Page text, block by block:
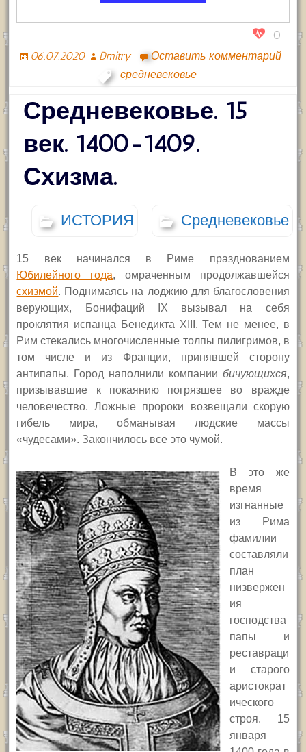
0
06.07.2020 Dmitry
Оставить комментарий
средневековье
Средневековье. 15
век. 1400-1409.
Схизма.
ИСТОРИЯ Средневековье
15 век начинался в Риме празднованием
Юбилейного года, омраченным продолжавшейся
схизмой. Поднимаясь на лоджию для благословения
верующих, Бонифаций
IX вызывал на себя
проклятия испанца Бенедикта XIII.Тем не менее, в
Рим стекались многочисленные толпы пилигримов, в
том числе и из Франции, принявшей сторону
антипапы. Город наполнили компании бичующихся,
призывавшие к покаянию погрязшее во вражде
человечество. Ложные пророки возвещали скорую
гибель мира, обманывая людские массы
«чудесами». Закончилось все это чумой.
В это же
время
изгнанные
из Рима
фамилии
составляли
план
низвержен
ия
господства
папы и
реставраци
и старого
аристократ
ического
строя. 15
января